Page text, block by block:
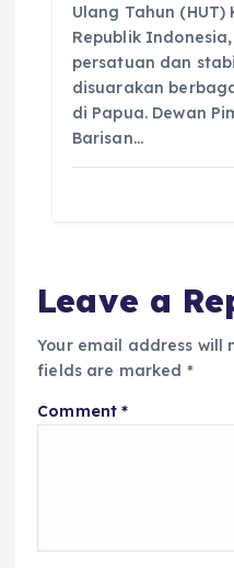
Ulang Tahun (HUT)
Republik
persatuan dan
disuarakan
di Papua. Dewan
Barisan…
Leave a
Your email address will
fields are marked *
Comment*